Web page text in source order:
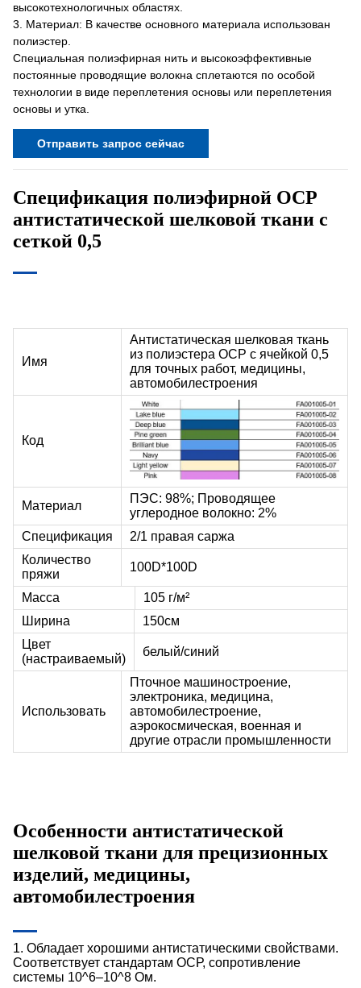
высокотехнологичных областях.
3. Материал: В качестве основного материала использован
полиэстер.
Специальная полиэфирная нить и высокоэффективные
постоянные проводящие волокна сплетаются по особой
технологии в виде переплетения основы или переплетения
основы и утка.
Отправить запрос сейчас
Спецификация полиэфирной ОСР
антистатической шелковой ткани с
сеткой 0,5
Имя
Антистатическая шелковая ткань
из полиэстера ОСР с ячейкой 0,5
для точных работ, медицины,
автомобилестроения
Код
Материал
ПЭС: 98%; Проводящее
углеродное волокно: 2%
Спецификация
2/1 правая саржа
Количество
пряжи
100D*100D
Масса 105 г/м²
Ширина
150см
Цвет
(настраиваемый)
белый/синий
Использовать
Пточное машиностроение,
электроника, медицина,
автомобилестроение,
аэрокосмическая, военная и
другие отрасли промышленности
Особенности антистатической
шелковой ткани для прецизионных
изделий, медицины,
автомобилестроения
1. Обладает хорошими антистатическими свойствами.
Соответствует стандартам ОСР, сопротивление
системы 10^6–10^8 Ом.